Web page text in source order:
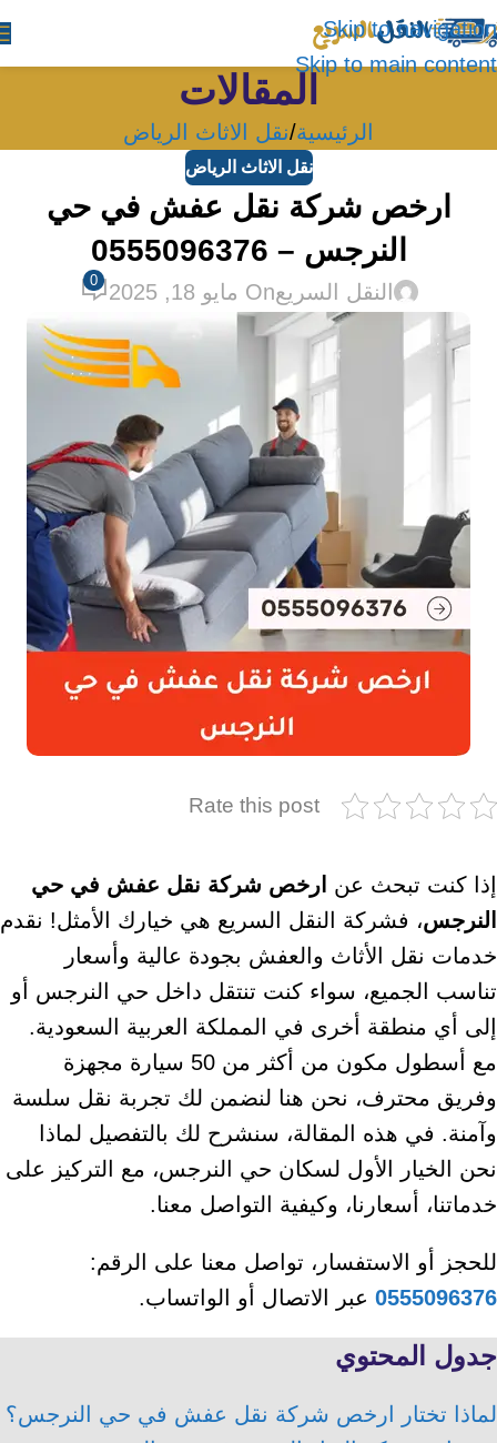
Skip to navigation
Skip to main content
المقالات
الرئيسية نقل الاثاث الرياض
نقل الاثاث الرياض
ارخص شركة نقل عفش في حي
النرجس – 0555096376
النقل السريعOn مايو 18, 2025 0
Rate this post
إذا كنت تبحث عن ارخص شركة نقل عفش في حي
النرجس، فشركة النقل السريع هي خيارك الأمثل! نقدم
خدمات نقل الأثاث والعفش بجودة عالية وأسعار
تناسب الجميع، سواء كنت تنتقل داخل حي النرجس أو
إلى أي منطقة أخرى في المملكة العربية السعودية.
مع أسطول مكون من أكثر من 50 سيارة مجهزة
وفريق محترف، نحن هنا لنضمن لك تجربة نقل سلسة
وآمنة. في هذه المقالة، سنشرح لك بالتفصيل لماذا
نحن الخيار الأول لسكان حي النرجس، مع التركيز على
خدماتنا، أسعارنا، وكيفية التواصل معنا.
للحجز أو الاستفسار، تواصل معنا على الرقم:
0555096376 عبر الاتصال أو الواتساب.
جدول المحتوي
لماذا تختار ارخص شركة نقل عفش في حي النرجس؟